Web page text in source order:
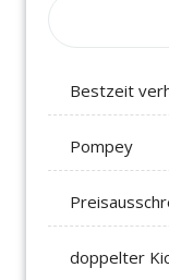
Bestzeit
Pompey
doppelter